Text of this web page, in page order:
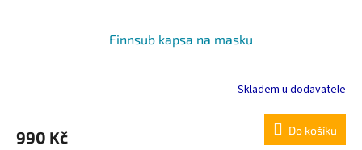
Finnsub kapsa na masku
Skladem u dodavatele
990 Kč Do košíku